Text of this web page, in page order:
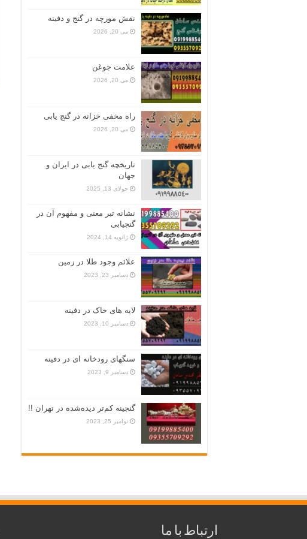
نقش مورچه در گنج و دفینه
می 20, 2026
علامت جوغن
می 20, 2026
راه مخفی خزانه در گنج یابی
می 20, 2026
تاریخچه گنج‌ یابی در ایران و
جهان
جولای 13, 2025
نشانه تبر معنی و مفهوم آن در
گنجیابی
ژانویه 14, 2024
علائم وجود طلا در زمین
دسامبر 23, 2023
لایه های خاک در دفینه
دسامبر 10, 2023
سنگهای رودخانه ای در دفینه
دسامبر 9, 2023
گنجینه کم‌تر دیده‌شده در تهران !!
نوامبر 25, 2023
ارتباط با ما